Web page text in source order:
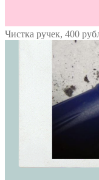
Чистка ручек, 400